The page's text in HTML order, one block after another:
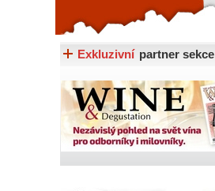
Exkluzivní partner sekce